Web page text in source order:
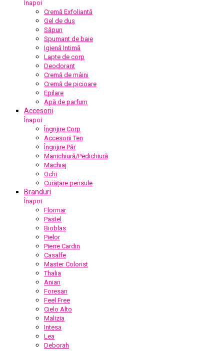
Înapoi
Cremă Exfoliantă
Gel de duș
Săpun
Spumant de baie
Igienă Intimă
Lapte de corp
Deodorant
Cremă de mâini
Cremă de picioare
Epilare
Apă de parfum
Accesorii
Înapoi
Îngrijire Corp
Accesorii Ten
Îngrijire Păr
Manichiură/Pedichiură
Machiaj
Ochi
Curățare pensule
Branduri
Înapoi
Flormar
Pastel
Bioblas
Pielor
Pierre Cardin
Casalfe
Master Colorist
Thalia
Anian
Foresan
Feel Free
Cielo Alto
Malizia
Intesa
Lea
Deborah